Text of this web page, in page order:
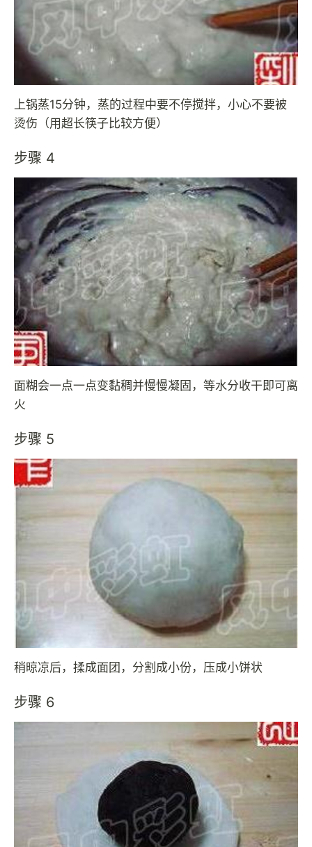
上锅蒸15分钟，蒸的过程中要不停搅拌，小心不要被
烫伤（用超长筷子比较方便）
步骤 4
面糊会一点一点变黏稠并慢慢凝固，等水分收干即可离
火
步骤 5
稍晾凉后，揉成面团，分割成小份，压成小饼状
步骤 6